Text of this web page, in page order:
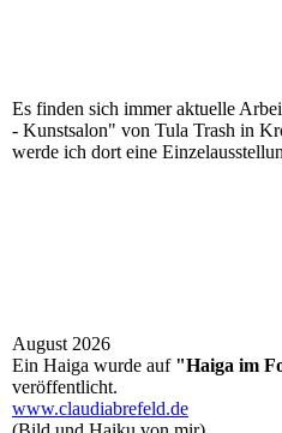
Es finden sich immer aktuelle
- Kunstsalon" von Tula Trash in
werde ich dort eine
August 2026
Ein Haiga wurde auf "Haiga im
veröffentlicht.
www.claudiabrefeld.de